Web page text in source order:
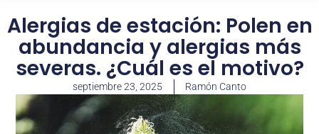
Alergias de estación: Polen en
abundancia y alergias más
severas. ¿Cuál es el motivo?
septiembre 23, 2025 Ramón Canto